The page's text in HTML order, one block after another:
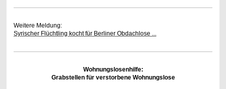
Weitere Meldung:
Syrischer Flüchtling kocht für Berliner Obdachlose ...
Wohnungslosenhilfe:
Grabstellen für verstorbene Wohnungslose